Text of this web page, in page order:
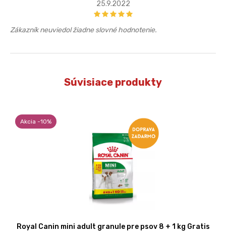
25.9.2022
Zákazník neuviedol žiadne slovné hodnotenie.
Súvisiace produkty
Akcia -10%
Royal Canin mini adult granule pre psov 8 + 1 kg Gratis